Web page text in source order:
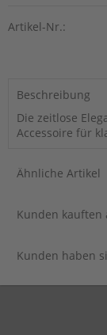
Artikel-Nr.:
Beschreibung
Die zeitlose
Accessoire für
Ähnliche Artikel
Kunden kauften
Kunden haben